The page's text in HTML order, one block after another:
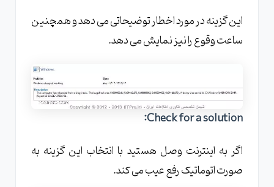
این گزینه در مورد اخطار توضیحاتی می دهد و همچنین
ساعت وقوع را نیز نمایش می دهد.
Check for a solution:
اگر به اینترنت وصل هستید با انتخاب این گزینه به
صورت اتوماتیک رفع عیب می کند.